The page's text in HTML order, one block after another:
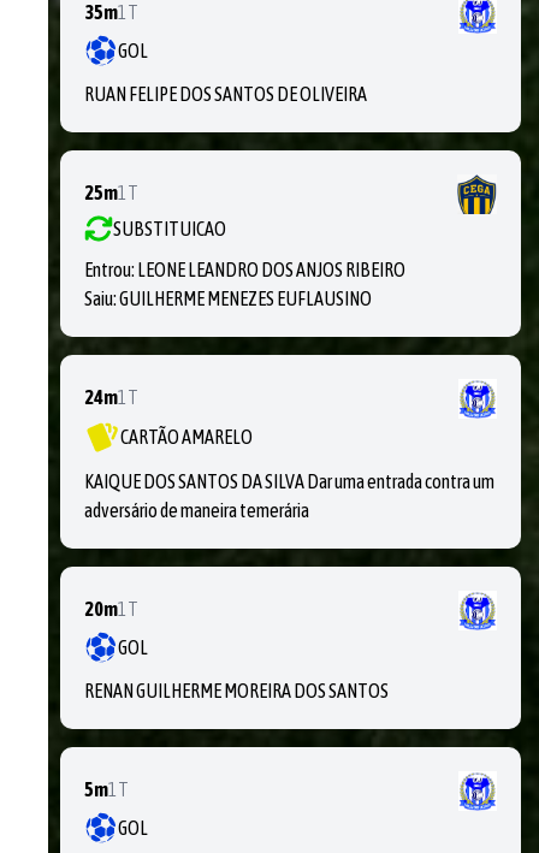
35m1T
GOL
RUAN FELIPE DOS SANTOS DE OLIVEIRA
25m1T
SUBSTITUICAO
Entrou: LEONE LEANDRO DOS ANJOS RIBEIRO
Saiu:GUILHERME MENEZES EUFLAUSINO
24m1T
CARTÃO AMARELO
KAIQUE DOS SANTOS DA SILVA Dar uma entrada contra um
adversário de maneira temerária
20m1T
GOL
RENAN GUILHERME MOREIRA DOS SANTOS
5m1T
GOL